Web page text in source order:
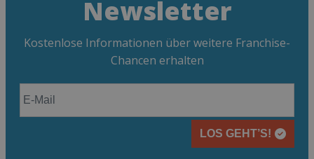
Newsletter
Kostenlose Informationen über weitere Franchise-
Chancen erhalten
LOS GEHT’S!